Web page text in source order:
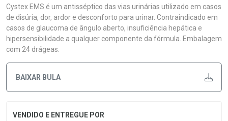
Cystex EMS é um antisséptico das vias urinárias utilizado em casos
de disúria, dor, ardor e desconforto para urinar. Contraindicado em
casos de glaucoma de ângulo aberto, insuficiência hepática e
hipersensibilidade a qualquer componente da fórmula. Embalagem
com 24 drágeas.
BAIXAR BULA